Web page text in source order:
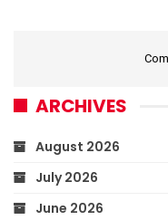
ARCHIVES
August 2026
July 2026
June 2026